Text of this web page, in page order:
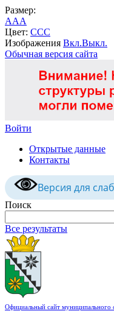
Размер:
AAA
Цвет: CCC
Изображения Вкл.Выкл.
Обычная версия сайта
Войти
Открытые данные
Контакты
Версия для
Поиск
Все результаты
Официальный сайт муниципального